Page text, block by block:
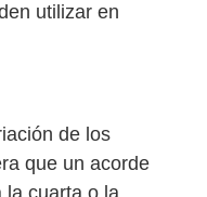
utilizar en
de los
que un acorde